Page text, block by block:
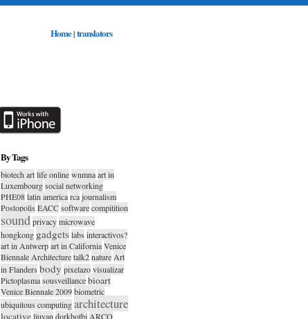
Home|translators
By Tags
biotech artlife onlinewnmnaart in
Luxembourgsocial networking
PHE08latin americarcajournalism
Postopolis EACCsoftwarecompitition
soundprivacymicrowave
hongkong gadgets labs interactivos?
art in Antwerpart in CaliforniaVenice
Biennale Architecturetalk2nature Art
in Flanders body pixelazovisualizar
Pictoplasmasousveillancebioart
Venice Biennale 2009biometric
ubiquitous computingarchitecture
locativeliuyan dorkbotbj ARCO